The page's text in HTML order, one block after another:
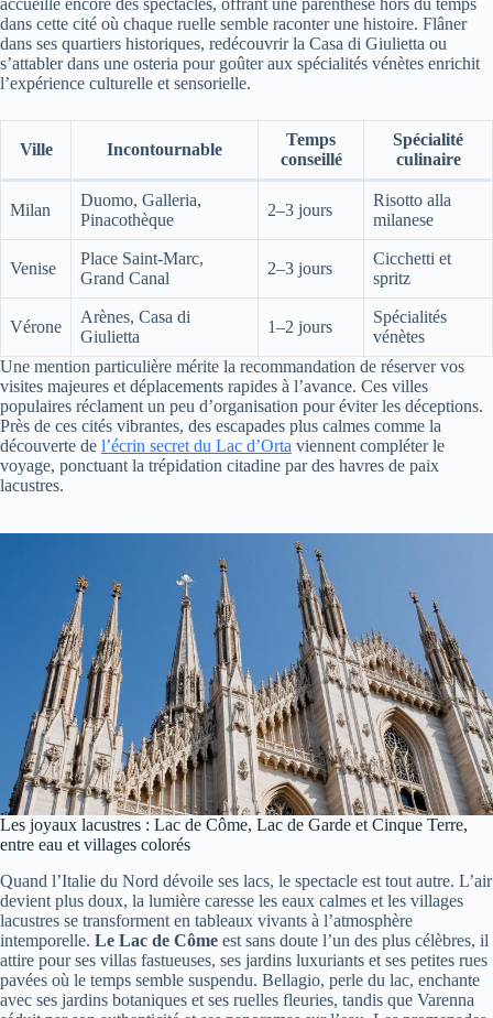
accueille encore des spectacles, offrant une parenthèse hors du temps
dans cette cité où chaque ruelle semble raconter une histoire. Flâner
dans ses quartiers historiques, redécouvrir la Casa di Giulietta ou
s’attabler dans une osteria pour goûter aux spécialités vénètes enrichit
l’expérience culturelle et sensorielle.
Ville Incontournable
Temps
conseillé
Spécialité
culinaire
Milan
Duomo, Galleria,
Pinacothèque
2–3 jours
Risotto alla
milanese
Venise
Place Saint-Marc,
Grand Canal
2–3 jours
Cicchetti et
spritz
Vérone
Arènes, Casa di
Giulietta
1–2 jours
Spécialités
vénètes
Une mention particulière mérite la recommandation de réserver vos
visites majeures et déplacements rapides à l’avance. Ces villes
populaires réclament un peu d’organisation pour éviter les déceptions.
Près de ces cités vibrantes, des escapades plus calmes comme la
découverte de l’écrin secret du Lac d’Orta viennent compléter le
voyage, ponctuant la trépidation citadine par des havres de paix
lacustres.
Les joyaux lacustres : Lac de Côme, Lac de Garde et Cinque Terre,
entre eau et villages colorés
Quand l’Italie du Nord dévoile ses lacs, le spectacle est tout autre. L’air
devient plus doux, la lumière caresse les eaux calmes et les villages
lacustres se transforment en tableaux vivants à l’atmosphère
intemporelle. Le Lac de Côme est sans doute l’un des plus célèbres, il
attire pour ses villas fastueuses, ses jardins luxuriants et ses petites rues
pavées où le temps semble suspendu. Bellagio, perle du lac, enchante
avec ses jardins botaniques et ses ruelles fleuries, tandis que Varenna